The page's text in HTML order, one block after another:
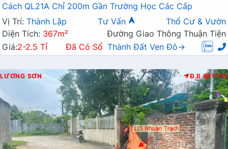
Cách QL21A Chỉ 200m Gần Trường Học Các Cấp
Vị Trí: Thành Lập Tư Vấn
Thổ Cư & Vườn
Diện Tích: 367m²
Đường Giao Thông Thuận Tiện
Giá:2-2.5 Tỉ Đã Có Sổ Thành Đất Ven Đô→
LƯƠNG SƠN Đ.B 1005